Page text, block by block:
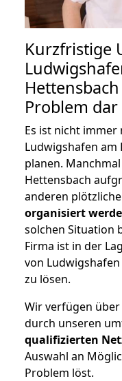
Kurzfristige
Problem dar
Es ist nicht immer
Ludwigshafen am
planen.
Hettensbach
anderen
organisiert
solchen Situation
Firma ist in der
von
zu lösen.
Wir verfügen
durch unseren
qualifizierten
Auswahl an
Problem löst.